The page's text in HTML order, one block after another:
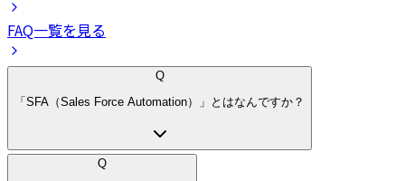
FAQ一覧を見る
Q
「SFA（Sales Force Automation）」とはなんですか？
Q